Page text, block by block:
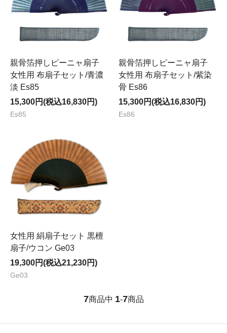
親骨箔押しピーニャ扇子
女性用 布扇子セット/青濃
淡 Es85
15,300円(税込16,830円)
Es85
親骨箔押しピーニャ扇子
女性用 布扇子セット/紫染
骨 Es86
15,300円(税込16,830円)
Es86
女性用 絹扇子セット 黒檀
扇子/ウコン Ge03
19,300円(税込21,230円)
Ge03
7商品中 1-7商品